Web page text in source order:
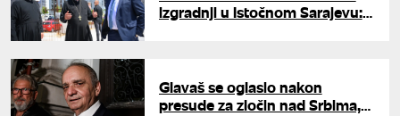
izgradnji u Istočnom Sarajevu:
Glavaš se oglasio nakon
presude za zločin nad Srbima,